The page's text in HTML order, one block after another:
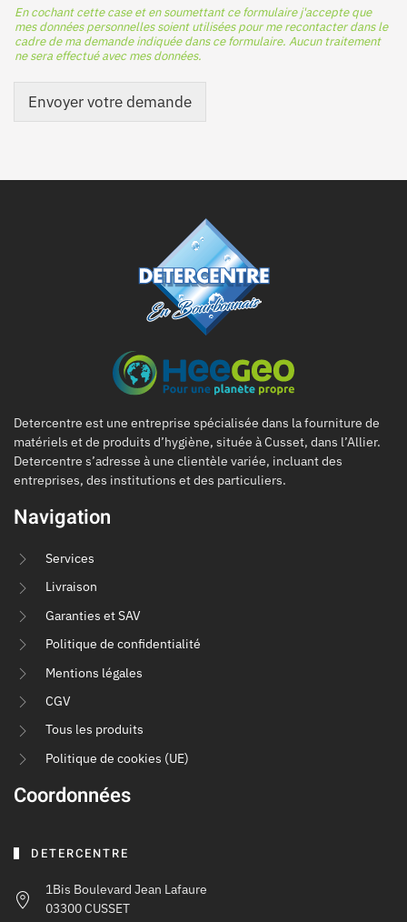
En cochant cette case et en soumettant ce formulaire j'accepte que
mes données personnelles soient utilisées pour me recontacter dans le
cadre de ma demande indiquée dans ce formulaire. Aucun traitement
ne sera effectué avec mes données.
Envoyer votre demande
Detercentre est une entreprise spécialisée dans la fourniture de
matériels et de produits d’hygiène, située à Cusset, dans l’Allier.
Detercentre s’adresse à une clientèle variée, incluant des
entreprises, des institutions et des particuliers.
Navigation
Services
Livraison
Garanties et SAV
Politique de confidentialité
Mentions légales
CGV
Tous les produits
Politique de cookies (UE)
Coordonnées
DETERCENTRE
1Bis Boulevard Jean Lafaure
03300 CUSSET